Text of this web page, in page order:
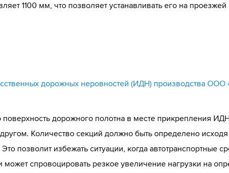
1100 мм, что позволяет устанавливать его на
дорожных неровностей (ИДН) производства ООО
дорожного полотна в месте прикрепления
Количество секций должно быть определено
позволит избежать ситуации, когда автотранспортные
спровоцировать резкое увеличение нагрузки на